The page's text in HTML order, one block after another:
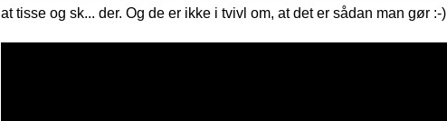
at tisse og sk... der. Og de er ikke i tvivl om, at det er sådan man gør :-)